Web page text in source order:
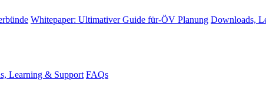
Whitepaper: Ultimativer Guide für-ÖV Planung Downloads,
Learning & Support FAQs